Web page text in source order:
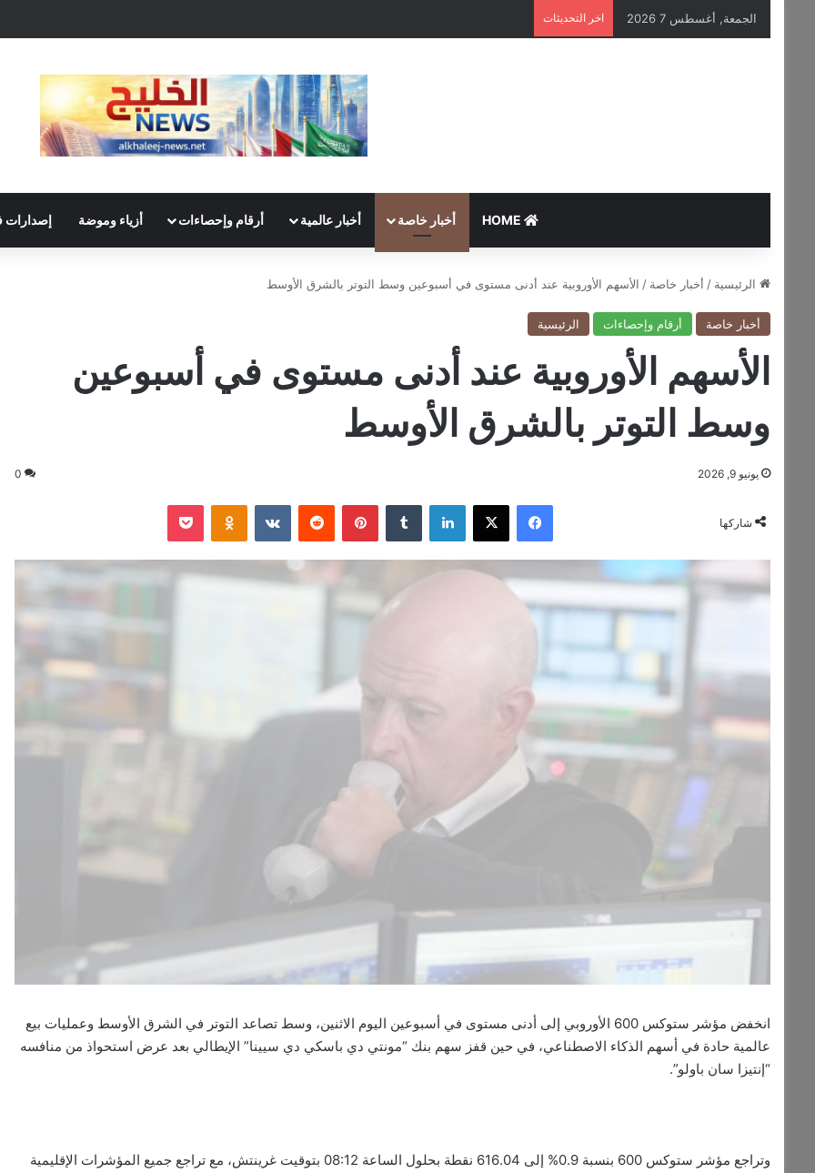
الجمعة, أغسطس 7 2026 اخر التحديثات
أخبار خاصة أخبار عالمية أرقام وإحصاءات أزياء وموضة إصدارات
الرئيسية / أخبار خاصة / الأسهم الأوروبية عند أدنى مستوى في أسبوعين وسط التوتر بالشرق الأوسط
أخبار خاصة أرقام وإحصاءات الرئيسية
الأسهم الأوروبية عند أدنى مستوى في أسبوعين
وسط التوتر بالشرق الأوسط
يونيو 9, 2026 0
شاركها
فيسبوك ‫X لينكدإن ‏Tumblr بينتيريست ‏Reddit
‏VKontakte
Odnoklassniki
‫Pocket
انخفض مؤشر ستوكس 600 الأوروبي إلى أدنى مستوى في أسبوعين اليوم الاثنين، وسط تصاعد التوتر في الشرق الأوسط وعمليات بيع
عالمية حادة في أسهم الذكاء الاصطناعي، في حين قفز سهم بنك “مونتي دي باسكي دي سيينا” الإيطالي بعد عرض استحواذ من منافسه
“إنتيزا سان باولو”.
وتراجع مؤشر ستوكس 600 بنسبة 0.9% إلى 616.04 نقطة بحلول الساعة 08:12 بتوقيت غرينتش، مع تراجع جميع المؤشرات الإقليمية